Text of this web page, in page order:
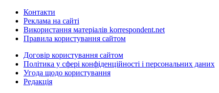
Контакти
Реклама на сайті
Використання матеріалів korrespondent.net
Правила користування сайтом
Договір користування сайтом
Політика у сфері конфіденційності і персональних даних
Угода щодо користування
Редакція